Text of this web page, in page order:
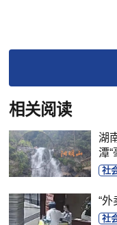
相关阅读
湖
潭
社
“
社